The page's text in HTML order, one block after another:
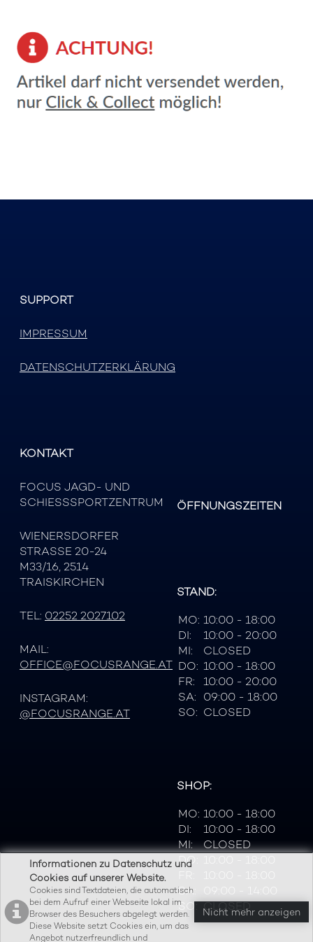
Informationen zu Datenschutz und
Cookies auf unserer Website.
Cookies sind Textdateien, die automatisch
bei dem Aufruf einer Webseite lokal im
Browser des Besuchers abgelegt werden.
Diese Website setzt Cookies ein, um das
Angebot nutzerfreundlich und
Nicht mehr anzeigen
SUPPORT
IMPRESSUM
DATENSCHUTZERKLÄRUNG
KONTAKT
FOCUS JAGD- UND
SCHIESSSPORTZENTRUM
WIENERSDORFER
STRASSE 20-24
M33/16, 2514
TRAISKIRCHEN
TEL: 02252 2027102
MAIL:
OFFICE@FOCUSRANGE.AT
INSTAGRAM:
@FOCUSRANGE.AT
ÖFFNUNGSZEITEN
STAND:
MO: 10:00 - 18:00
DI:
10:00 - 20:00
MI:
CLOSED
DO: 10:00 - 18:00
FR:
10:00 - 20:00
SA: 09:00 - 18:00
SO: CLOSED
SHOP:
MO: 10:00 - 18:00
DI:
10:00 - 18:00
MI:
CLOSED
DO:
SA:
09:00 - 14:00
SO: CLOSED